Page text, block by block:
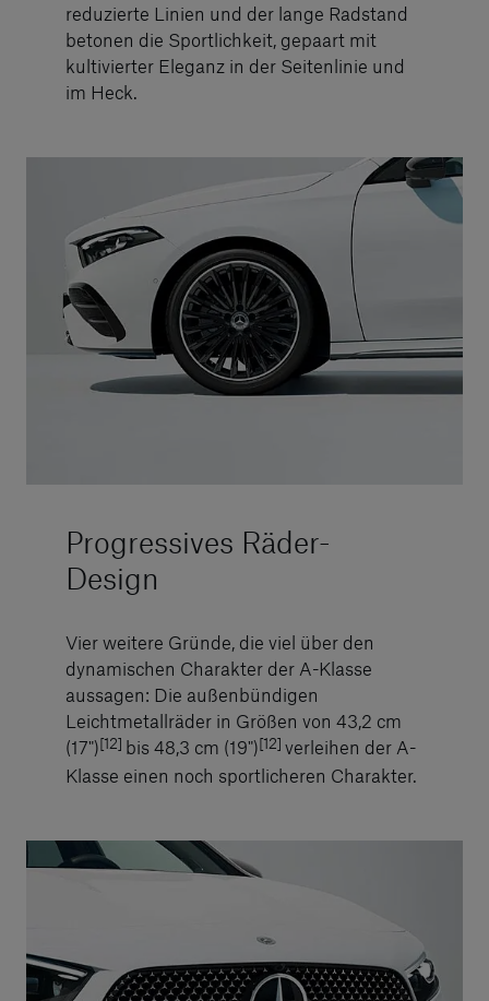
reduzierte Linien und der lange Radstand
betonen die Sportlichkeit, gepaart mit
kultivierter Eleganz in der Seitenlinie und
im Heck.
Progressives Räder-
Design
Vier weitere Gründe, die viel über den
dynamischen Charakter der A-Klasse
aussagen: Die außenbündigen
Leichtmetallräder in Größen von 43,2 cm
(17")[12] bis 48,3 cm (19")[12] verleihen der A-
Klasse einen noch sportlicheren Charakter.